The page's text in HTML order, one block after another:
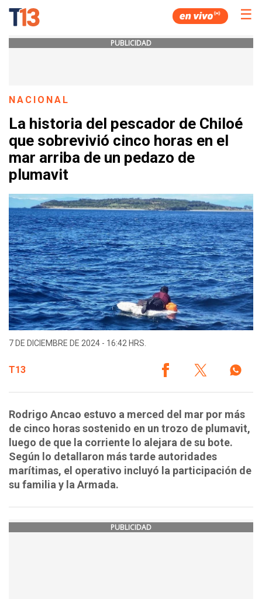
☰
PUBLICIDAD
NACIONAL
La historia del pescador de Chiloé
que sobrevivió cinco horas en el
mar arriba de un pedazo de
plumavit
7 DE DICIEMBRE DE 2024 - 16:42 HRS.
T13
Rodrigo Ancao estuvo a merced del mar por más
de cinco horas sostenido en un trozo de plumavit,
luego de que la corriente lo alejara de su bote.
Según lo detallaron más tarde autoridades
marítimas, el operativo incluyó la participación de
su familia y la Armada.
PUBLICIDAD